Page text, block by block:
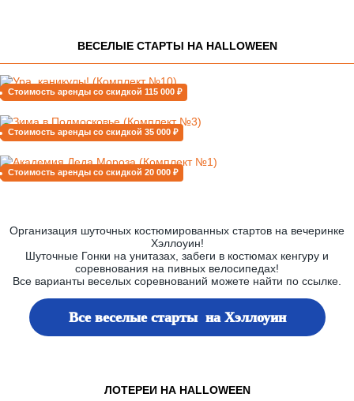
ВЕСЕЛЫЕ СТАРТЫ НА HALLOWEEN
Стоимость аренды со скидкой 115 000 ₽
Стоимость аренды со скидкой 35 000 ₽
Стоимость аренды со скидкой 20 000 ₽
Организация шуточных костюмированных стартов на вечеринке
Хэллоуин!
Шуточные Гонки на унитазах, забеги в костюмах кенгуру и
соревнования на пивных велосипедах!
Все варианты веселых соревнований можете найти по ссылке.
Все веселые старты на Хэллоуин
ЛОТЕРЕИ НА HALLOWEEN